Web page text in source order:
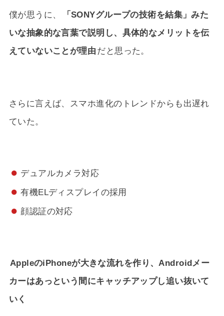
僕が思うに、
「SONYグループの技術を結集」みた
いな抽象的な言葉で説明し、具体的なメリットを伝
えていないことが理由 だと思った。
さらに言えば、スマホ進化のトレンドからも出遅れ
ていた。
デュアルカメラ対応
有機ELディスプレイの採用
顔認証の対応
AppleのiPhoneが大きな流れを作り、Androidメー
カーはあっという間にキャッチアップし追い抜いて
いく